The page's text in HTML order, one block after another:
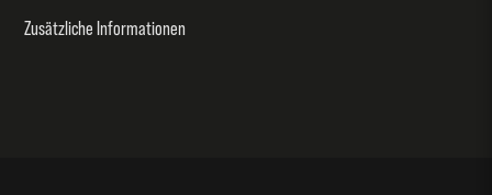
Zusätzliche Informationen